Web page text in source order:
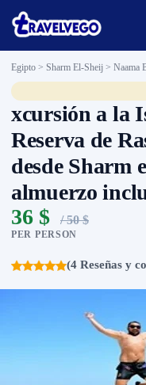
Egipto > Sharm El-Sheij > Naama
xcursión a la
Reserva de
desde Sharm
almuerzo
36 $
/ 50 $
PER PERSON
(4 Reseñas y